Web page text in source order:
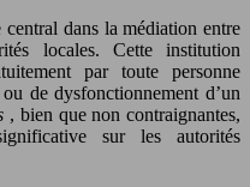
dans la médiation entre
locales. Cette institution
par toute personne
de dysfonctionnement d’un
, bien que non contraignantes,
sur les autorités